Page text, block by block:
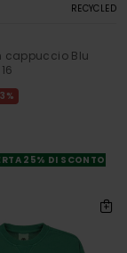
RECYCLED
cappuccio Blu
25% DI SCONTO